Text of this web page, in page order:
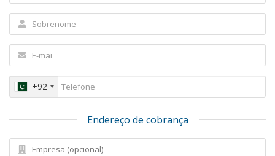
+92
Endereço de cobrança